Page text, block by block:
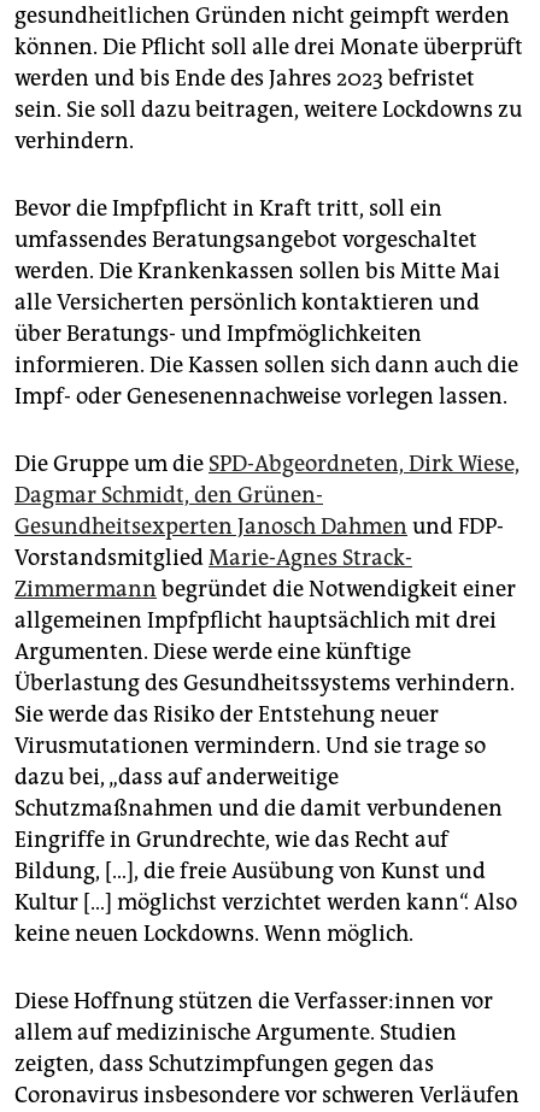
gesundheitlichen Gründen nicht geimpft werden
können. Die Pflicht soll alle drei Monate überprüft
werden und bis Ende des Jahres 2023 befristet
sein. Sie soll dazu beitragen, weitere Lockdowns zu
verhindern.
Bevor die Impfpflicht in Kraft tritt, soll ein
umfassendes Beratungsangebot vorgeschaltet
werden. Die Krankenkassen sollen bis Mitte Mai
alle Versicherten persönlich kontaktieren und
über Beratungs- und Impfmöglichkeiten
informieren. Die Kassen sollen sich dann auch die
Impf- oder Genesenennachweise vorlegen lassen.
Die Gruppe um die SPD-Abgeordneten, Dirk Wiese,
Dagmar Schmidt, den Grünen-
Gesundheitsexperten Janosch Dahmen und FDP-
VorstandsmitgliedMarie-Agnes Strack-
Zimmermann begründet die Notwendigkeit einer
allgemeinen Impfpflicht hauptsächlich mit drei
Argumenten. Diese werde eine künftige
Überlastung des Gesundheitssystems verhindern.
Sie werde das Risiko der Entstehung neuer
Virusmutationen vermindern. Und sie trage so
dazu bei, „dass auf anderweitige
Schutzmaßnahmen und die damit verbundenen
Eingriffe in Grundrechte, wie das Recht auf
Bildung, […], die freie Ausübung von Kunst und
Kultur […] möglichst verzichtet werden kann“. Also
keine neuen Lockdowns. Wenn möglich.
Diese Hoffnung stützen die Ver­fas­se­r:in­nen vor
allem auf medizinische Argumente. Studien
zeigten, dass Schutzimpfungen gegen das
Coronavirus insbesondere vor schweren Verläufen